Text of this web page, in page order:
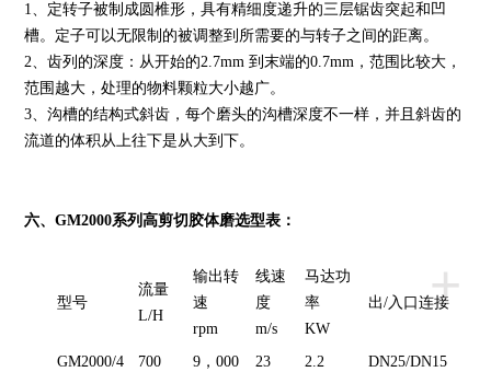
1、定转子被制成圆椎形，具有精细度递升的三层锯齿突起和凹
槽。定子可以无限制的被调整到所需要的与转子之间的距离。
2、齿列的深度：从开始的2.7mm 到末端的0.7mm，范围比较大，
范围越大，处理的物料颗粒大小越广。
3、沟槽的结构式斜齿，每个磨头的沟槽深度不一样，并且斜齿的
流道的体积从上往下是从大到下。
六、GM2000系列高剪切胶体磨选型表：
+
型号
流量
L/H
输出转
速
rpm
线速
度
m/s
马达功
率
KW
出/入口连接
GM2000/4 700 9，000 23 2.2
DN25/DN15